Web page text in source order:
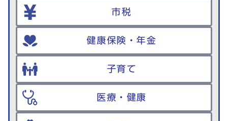
市税
健康保険・年金
子育て
医療・健康